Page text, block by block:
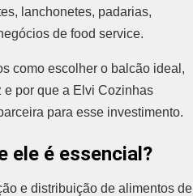
lanchonetes, padarias,
de food service.
como escolher o balcão ideal,
por que a Elvi Cozinhas
para esse investimento.
ele é essencial?
e distribuição de alimentos de